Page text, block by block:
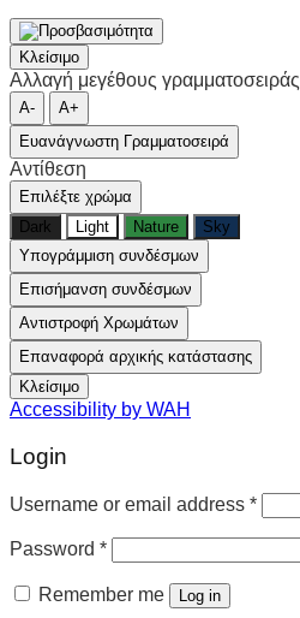
Κλείσιμο
Αλλαγή μεγέθους γραμματοσειράς
A-
A+
Ευανάγνωστη Γραμματοσειρά
Αντίθεση
Επιλέξτε χρώμα
Dark
Light Nature
Sky
Υπογράμμιση συνδέσμων
Επισήμανση συνδέσμων
Αντιστροφή Χρωμάτων
Επαναφορά αρχικής κατάστασης
Κλείσιμο
Accessibility by WAH
Login
Username or email address *
Password *
Remember me Log in